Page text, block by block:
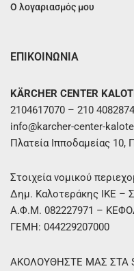
Ο λογαριασμός μου
ΕΠΙΚΟΙΝΩΝΙΑ
KÄRCHER CENTER
2104617070 – 210 4082874
info@karcher-center-
Πλατεία Ιπποδαμείας 10,
Στοιχεία νομικού
Δημ. Καλοτεράκης ΙΚΕ –
Α.Φ.Μ. 082227971 –
ΓΕΜΗ: 044229207000
ΑΚΟΛΟΥΘΗΣΤΕ ΜΑΣ ΣΤΑ